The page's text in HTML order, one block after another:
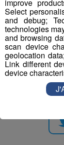
en ski!
improve
Select
and debug;
technologies
and browsing
scan device
geolocation
Link different
device